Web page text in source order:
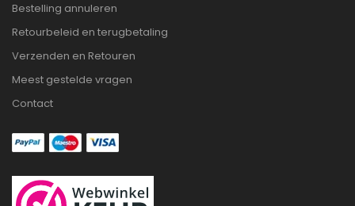
Bestelling annuleren
Retourbeleid en terugbetaling
Verzenden en Retouren
Meest gestelde vragen
Contact